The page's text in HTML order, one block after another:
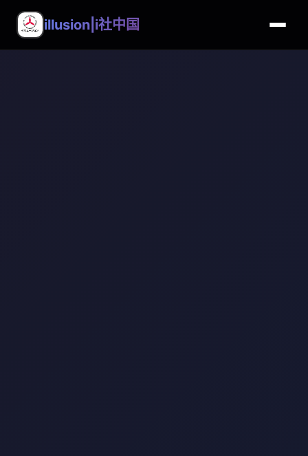
illusion|i社中国